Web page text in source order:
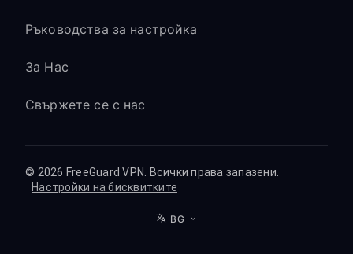
Ръководства за настройка
За Нас
Свържете се с нас
© 2026 FreeGuard VPN. Всички права запазени.
Настройки на бисквитките
BG